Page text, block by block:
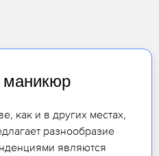
как и в других местах,
разнообразие
являются